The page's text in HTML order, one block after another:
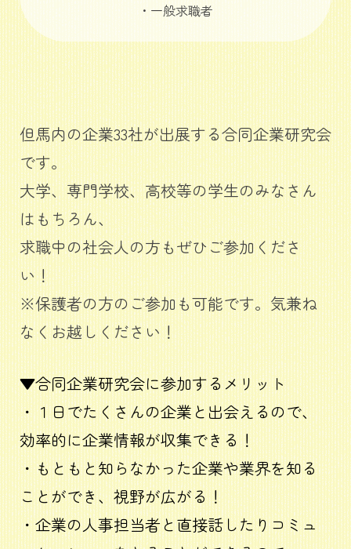
・一般求職者
但馬内の企業33社が出展する合同企業研究会
です。
大学、専門学校、高校等の学生のみなさん
はもちろん、
求職中の社会人の方もぜひご参加くださ
い！
※保護者の方のご参加も可能です。気兼ね
なくお越しください！
▼合同企業研究会に参加するメリット
・１日でたくさんの企業と出会えるので、
効率的に企業情報が収集できる！
・もともと知らなかった企業や業界を知る
ことができ、視野が広がる！
・企業の人事担当者と直接話したりコミュ